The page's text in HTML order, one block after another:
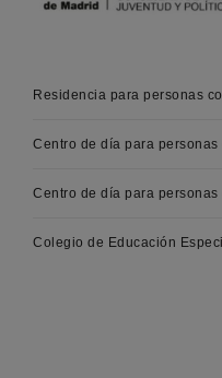
Residencia para personas
Centro de día para
Centro de día para
Colegio de Educación